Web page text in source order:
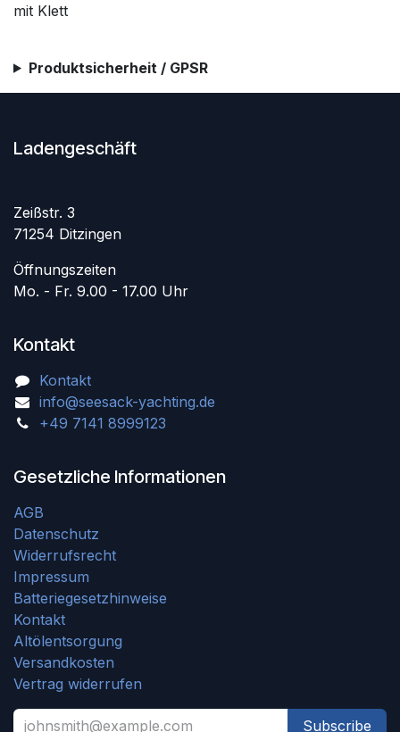
mit Klett
Produktsicherheit / GPSR
Ladengeschäft
Zeißstr. 3
71254 Ditzingen
Öffnungszeiten
Mo. - Fr. 9.00 - 17.00 Uhr
Kontakt
Kontakt
info@seesack-yachting.de
+49 7141 8999123
Gesetzliche Informationen
AGB
Datenschutz
Widerrufsrecht
Impressum
Batteriegesetzhinweise
Kontakt
Altölentsorgung
Versandkosten
Vertrag widerrufen
Subscribe